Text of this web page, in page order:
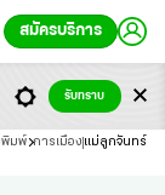
สมัครบริการ
พิมพ์ การเมือง แม่ลูกจันทร์
รับทราบ